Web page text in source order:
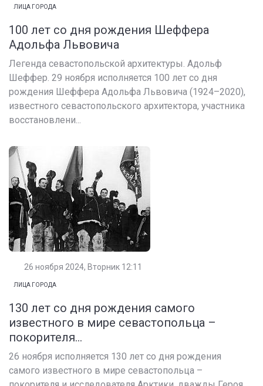
ЛИЦА ГОРОДА
100 лет со дня рождения Шеффера
Адольфа Львовича
Легенда севастопольской архитектуры. Адольф
Шеффер. 29 ноября исполняется 100 лет со дня
рождения Шеффера Адольфа Львовича (1924–2020),
известного севастопольского архитектора, участника
восстановлени...
26 ноября 2024, Вторник 12:11
ЛИЦА ГОРОДА
130 лет со дня рождения самого
известного в мире севастопольца –
покорителя...
26 ноября исполняется 130 лет со дня рождения
самого известного в мире севастопольца –